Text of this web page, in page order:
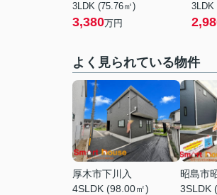
3LDK (75.76㎡)
3,380万円
3LDK
よく見られている物件
厚木市下川入
4SLDK (98.00㎡)
昭島市
3SLDK